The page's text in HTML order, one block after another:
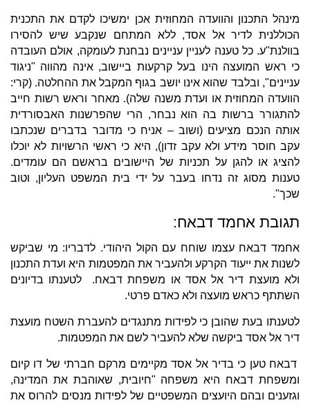
מינהל התכנון והוועדה המחוזית אכן ימשיכו לקדם את התכנית
הכוללנית לדיר אל אסד, ללא המתחם שנקבע שיש להסירו
בוולנת"ע. כל טענה לעניין עניינים נבחנת לעומקה, אולם העובדה
כי ראש המועצה הינו בעל קרקעות ביישוב, אינה מהווה "ניגוד
עניינים", ובלבד שהוא אינו יושב בגוף המקבל את ההחלטה. (קרי:
הוועדה המחוזית או ועדת משנה שלה). מאחר וראש רשות חייב
להתגורר ברשות בה הוא נבחר, הרי שהפרשנות האבסורדית
אותה הנכם מציעים (ושוב – אניח כי מדובר בדברים שנכתבו
עקב חוסר מידע ולא עקב זדון), היא כי ראשי הרשויות לא יוכלו
להציג או להגן על תכניות של היישובים בראשם הם עומדים.
טענות מסוג זה נדחו בעבר על ידי בית המשפט העליון, וטוב
שכך".
תגובת אחמד דבאח:
אחמד דבאח עצמו שוחח עם הקול היהודי. לדבריו: מי שביקש
לשנות את ייעוד הקרקע ולהעביר את המפטמות היא ועדת התכנון
ולא מועצת דיר אל אסד או משפחת דבאח. לטענתו בדיונים
השתתף כראש מועצה ולא כאדם פרטי.
לטענתו בעת שהובן כי לפידות מתנגדים להעברת השטח מועצת
דיר אל אסד ביקשה שלא להעביר לשם את המפטמות.
דבאח טען כי בדיר אל אסד מקיימים מרקם חברתי של דו קיום
ומשפחת דבאח היא משפחה "חיובית, שאוהבת את המדינה,
וגזענים ובהם היועצים המשפטיים של לפידות מנסים להרוס את